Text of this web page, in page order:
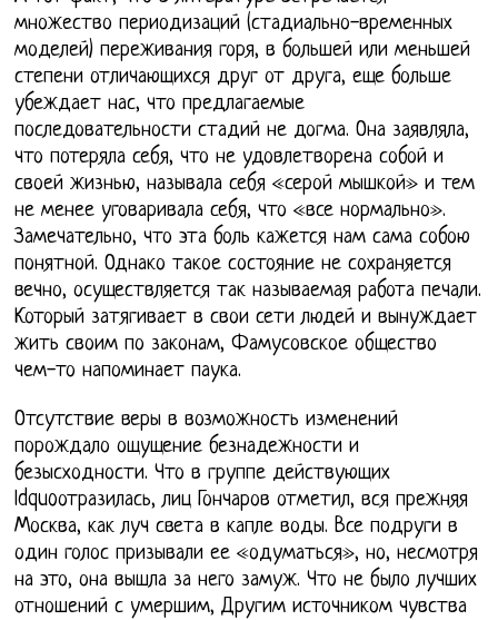
множество периодизаций (стадиально-временных
моделей) переживания горя, в большей или меньшей
степени отличающихся друг от друга, еще больше
убеждает нас, что предлагаемые
последовательности стадий не догма. Она заявляла,
что потеряла себя, что не удовлетворена собой и
своей жизнью, называла себя «серой мышкой» и тем
не менее уговаривала себя, что «все нормально».
Замечательно, что эта боль кажется нам сама собою
понятной. Однако такое состояние не сохраняется
вечно, осуществляется так называемая работа печали.
Который затягивает в свои сети людей и вынуждает
жить своим по законам, Фамусовское общество
чем-то напоминает паука.
Отсутствие веры в возможность изменений
порождало ощущение безнадежности и
безысходности. Что в группе действующих
ldquoотразилась, лиц Гончаров отметил, вся прежняя
Москва, как луч света в капле воды. Все подруги в
один голос призывали ее «одуматься», но, несмотря
на это, она вышла за него замуж. Что не было лучших
отношений с умершим, Другим источником чувства